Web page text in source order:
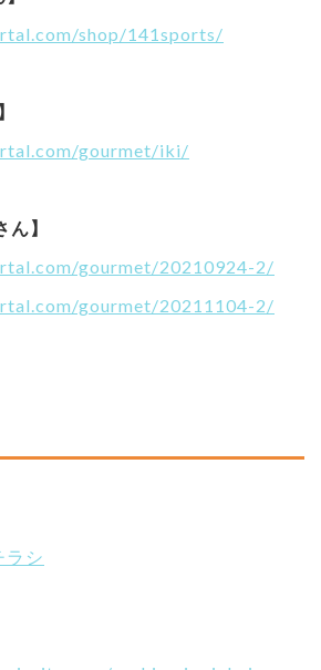
shop/141sports/
gourmet/iki/
】
gourmet/20210924-2/
gourmet/20211104-2/
ラシ